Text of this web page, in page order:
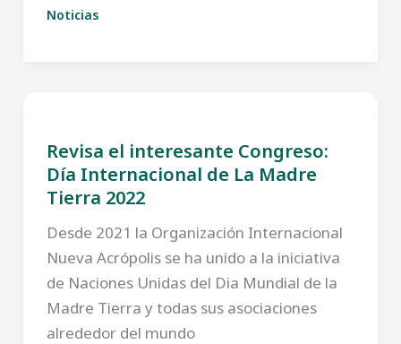
Noticias
Revisa el interesante Congreso:
Día Internacional de La Madre
Tierra 2022
Desde 2021 la Organización Internacional
Nueva Acrópolis se ha unido a la iniciativa
de Naciones Unidas del Dia Mundial de la
Madre Tierra y todas sus asociaciones
alrededor del mundo